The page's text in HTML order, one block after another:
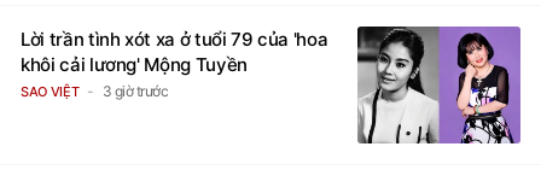
Lời trần tình xót xa ở tuổi 79 của 'hoa
khôi cải lương' Mộng Tuyền
SAO VIỆT 3 giờ trước